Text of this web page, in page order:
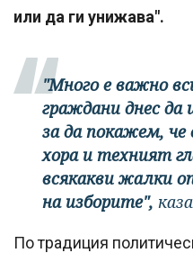
или да ги унижава".
"Много е важно
граждани днес да
за да покажем,
хора и техният
всякакви жалки
на изборите",
По традиция